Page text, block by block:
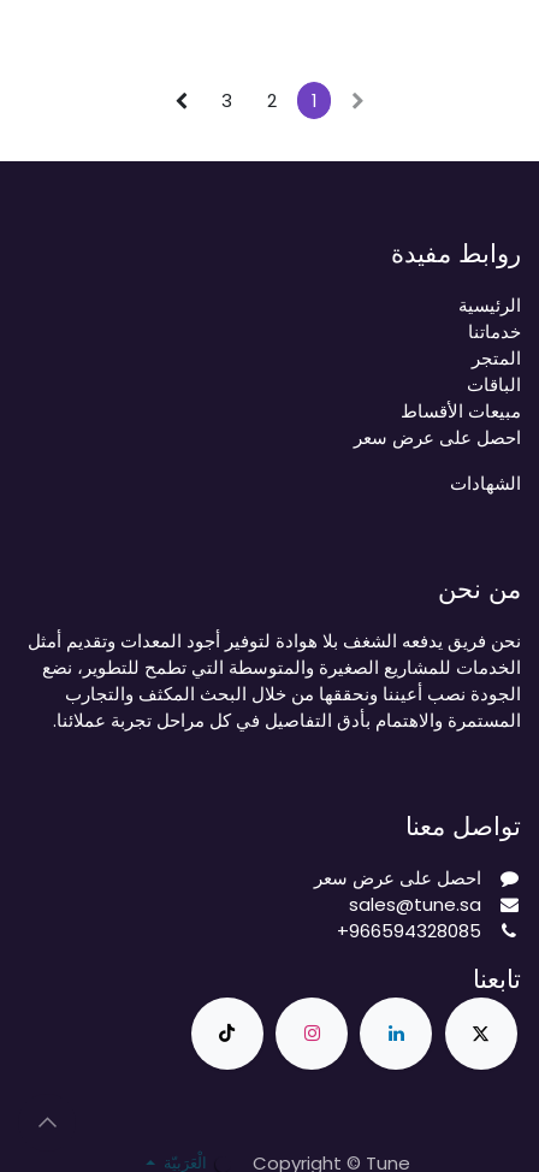
1
2
3
روابط مفيدة
الرئيسية
خدماتنا
المتجر
الباقات
مبيعات الأقساط
احصل على عرض سعر
الشهادات
من نحن
نحن فريق يدفعه الشغف بلا هوادة لتوفير أجود المعدات وتقديم أمثل
الخدمات للمشاريع الصغيرة والمتوسطة التي تطمح للتطوير، نضع
الجودة نصب أعيننا ونحققها من خلال البحث المكثف والتجارب
المستمرة والاهتمام بأدق التفاصيل في كل مراحل تجربة عملائنا.
تواصل معنا
احصل على عرض سعر
sales@tune.sa
+966594328085
تابعنا
Copyright © Tune الْعَرَبيّة